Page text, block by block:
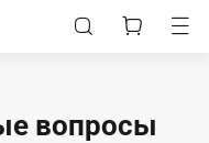
вопросы